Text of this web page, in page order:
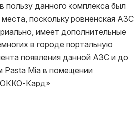
пользу данного комплекса был
поскольку ровненская АЗС
имеет дополнительные
в городе портальную
появления данной АЗС и до
Pasta Mia в помещении
Кард»